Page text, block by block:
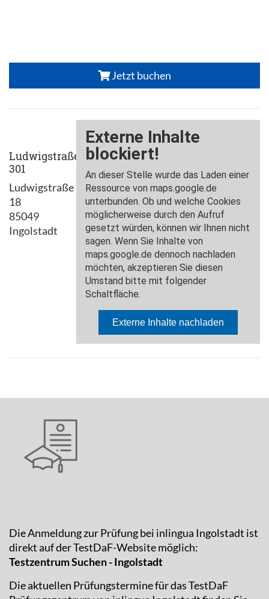
Jetzt buchen
Ludwigstraße
301
Ludwigstraße
18
85049
Ingolstadt
Die Anmeldung zur Prüfung bei inlingua Ingolstadt ist
direkt auf der TestDaF-Website möglich:
Testzentrum Suchen - Ingolstadt
Die aktuellen Prüfungstermine für das TestDaF